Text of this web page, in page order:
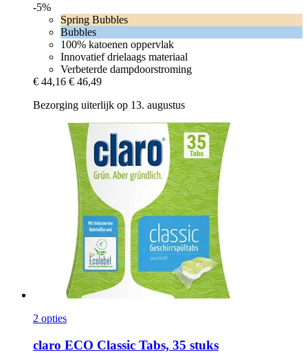
-5%
Spring Bubbles
Bubbles
100% katoenen oppervlak
Innovatief drielaags materiaal
Verbeterde dampdoorstroming
€ 44,16 € 46,49
Bezorging uiterlijk op 13. augustus
2 opties
claro ECO Classic Tabs, 35 stuks